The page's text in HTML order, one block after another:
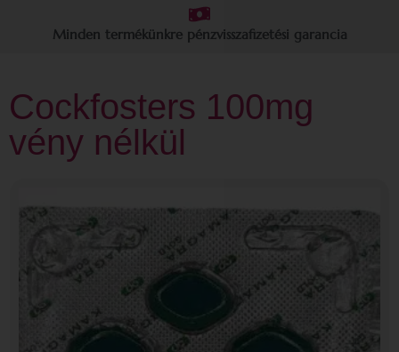
Minden termékünkre pénzvisszafizetési garancia
Cockfosters 100mg
vény nélkül